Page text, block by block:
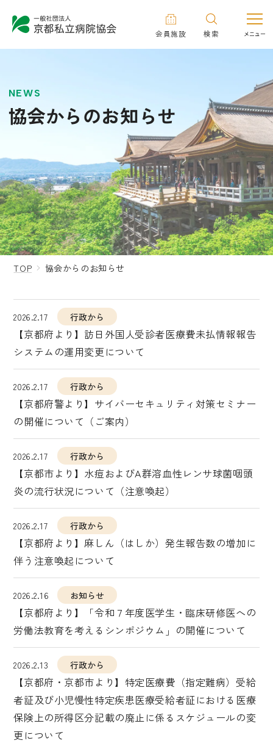
会員施設 検索
NEWS
協会からのお知らせ
TOP 協会からのお知らせ
2026.2.17 行政から
【京都府より】訪日外国人受診者医療費未払情報報告
システムの運用変更について
2026.2.17 行政から
【京都府警より】サイバーセキュリティ対策セミナー
の開催について（ご案内）
2026.2.17 行政から
【京都市より】水痘およびA群溶血性レンサ球菌咽頭
炎の流行状況について（注意喚起）
2026.2.17 行政から
【京都府より】麻しん（はしか）発生報告数の増加に
伴う注意喚起について
2026.2.16 お知らせ
【京都府より】「令和７年度医学生・臨床研修医への
労働法教育を考えるシンポジウム」の開催について
2026.2.13 行政から
【京都府・京都市より】特定医療費（指定難病）受給
者証及び小児慢性特定疾患医療受給者証における医療
保険上の所得区分記載の廃止に係るスケジュールの変
更について